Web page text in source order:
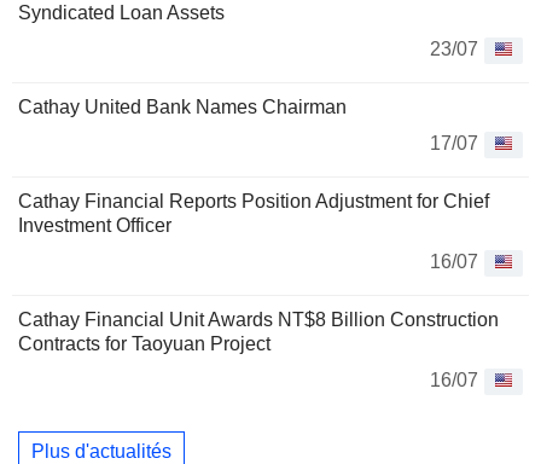
Syndicated Loan Assets
23/07
Cathay United Bank Names Chairman
17/07
Cathay Financial Reports Position Adjustment for Chief
Investment Officer
16/07
Cathay Financial Unit Awards NT$8 Billion Construction
Contracts for Taoyuan Project
16/07
Plus d'actualités